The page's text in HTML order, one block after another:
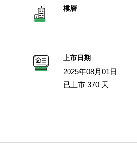
樓層
上市日期
2025年08月01日
已上市 370 天